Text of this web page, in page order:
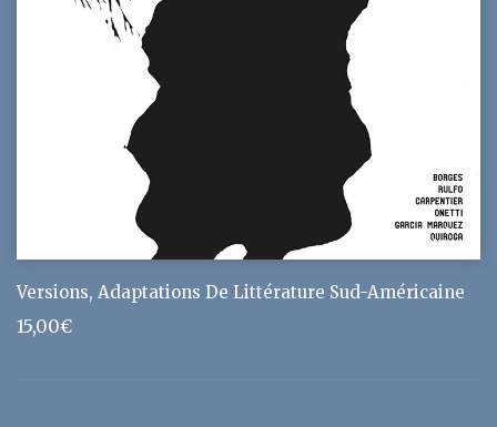
Versions, Adaptations De Littérature Sud-Américaine
15,00€